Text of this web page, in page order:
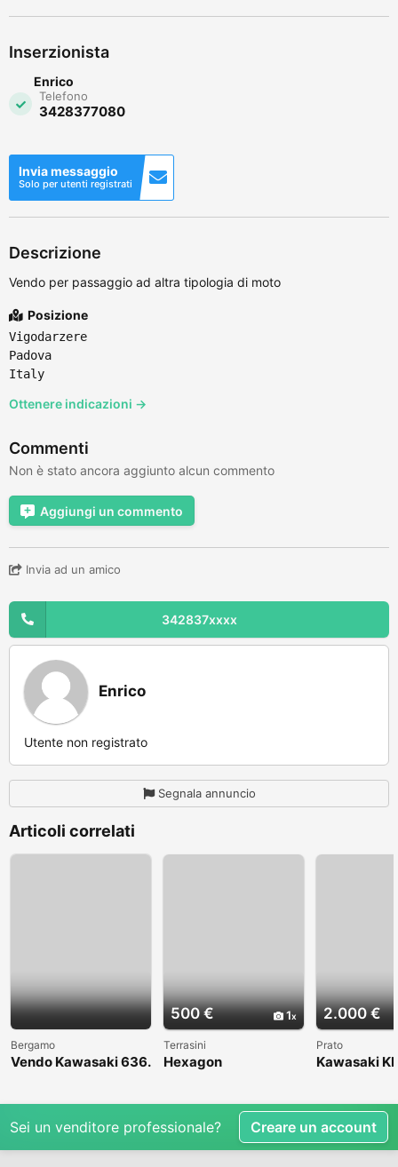
Inserzionista
Enrico
Telefono
3428377080
Invia messaggio
Solo per utenti registrati
Descrizione
Vendo per passaggio ad altra tipologia di moto
Posizione
Vigodarzere
Padova
Italy
Ottenere indicazioni →
Commenti
Non è stato ancora aggiunto alcun commento
Aggiungi un commento
Invia ad un amico
342837xxxx
Enrico
Utente non registrato
Segnala annuncio
Articoli correlati
Bergamo
Vendo Kawasaki 636.
500 € 1
Terrasini
Hexagon
2.000 €
Prato
Kawasaki
Sei un venditore professionale? Creare un account